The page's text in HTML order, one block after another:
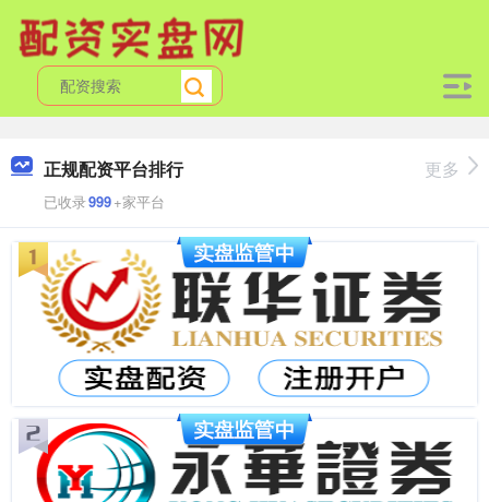
正规配资平台排行
已收录999+家平台
更多